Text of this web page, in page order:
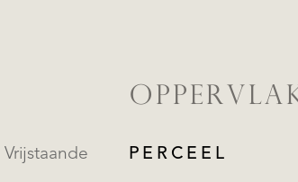
PERCEEL